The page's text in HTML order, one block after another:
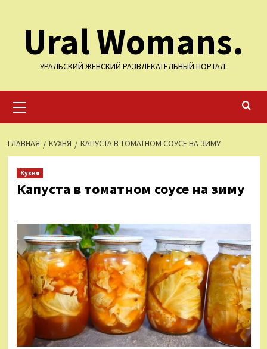
содержимому
Ural Womans.
УРАЛЬСКИЙ ЖЕНСКИЙ РАЗВЛЕКАТЕЛЬНЫЙ ПОРТАЛ.
меню
ГЛАВНАЯ КУХНЯ КАПУСТА В ТОМАТНОМ СОУСЕ НА ЗИМУ
Кухня
Капуста в томатном соусе на зиму